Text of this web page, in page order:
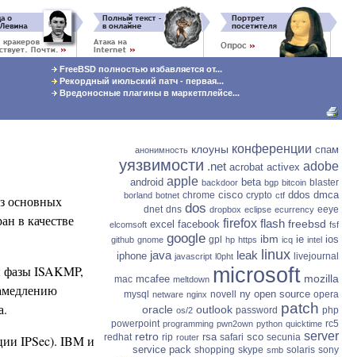
FreeBSD полностью избавляется от...
Рекордный июльский патч - первая...
Вредоносные плагины в маркетплейсе...
основных
в качестве
фазы ISAKMP,
IPSec). IBM и
анонимность клоуны конференции спам
уязвимости .net acrobat activex adobe
android apple backdoor beta bgp bitcoin blaster
borland botnet chrome cisco crypto ctf ddos dmca
dnet dns dos dropbox eclipse ecurrency eeye
elcomsoft excel facebook firefox flash freebsd fsf
github gnome google gpl hp https ibm icq ie intel ios
iphone java javascript l0pht leak linux livejournal
mac mcafee meltdown microsoft mozilla
mysql netware nginx novell ny open source opera
oracle os/2 outlook password patch php
powerpoint programming pwn2own python quicktime rc5
redhat retro rip router rsa safari sco secunia server
service pack shopping skype smb solaris sony